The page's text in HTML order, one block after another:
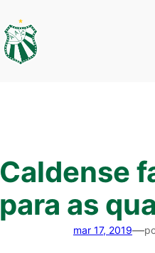
Caldense
para as
mar 17, 2019—